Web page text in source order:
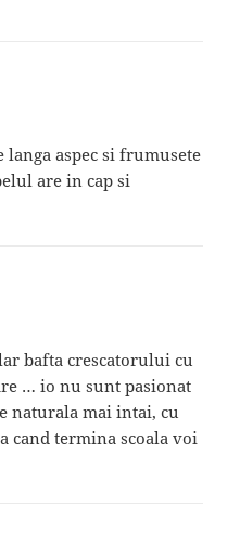
aspec si frumusete
are in cap si
bafta crescatorului cu
… io nu sunt pasionat
naturala mai intai, cu
cand termina scoala voi